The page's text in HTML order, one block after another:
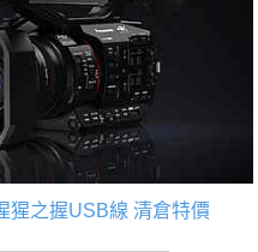
猩之握USB線 清倉特價